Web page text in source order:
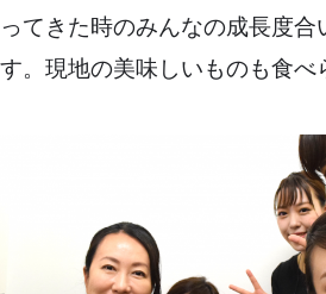
ってきた時のみんなの成長度合
す。現地の美味しいものも食べ